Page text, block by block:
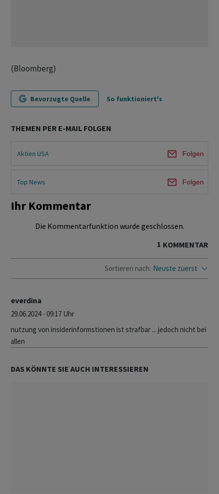
(Bloomberg)
Bevorzugte Quelle So funktioniert's
THEMEN PER E-MAIL FOLGEN
Aktien USA Folgen
Top News Folgen
Ihr Kommentar
Die Kommentarfunktion wurde geschlossen.
1 KOMMENTAR
Sortieren nach: Neuste zuerst
everdina
29.06.2024 - 09:17 Uhr
nutzung von insiderinformstionen ist strafbar ... jedoch nicht bei
allen
DAS KÖNNTE SIE AUCH INTERESSIEREN